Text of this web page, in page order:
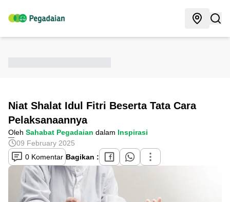
Niat Shalat Idul Fitri Beserta Tata Cara
Pelaksanaannya
Oleh Sahabat Pegadaian dalam Inspirasi
09 February 2025
0 Komentar Bagikan :